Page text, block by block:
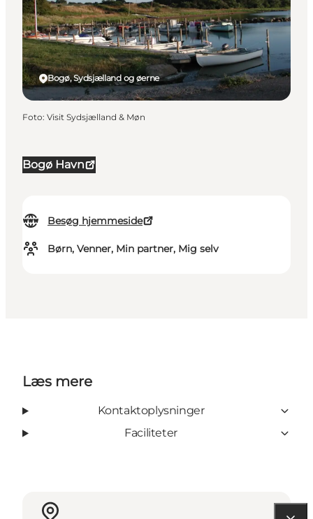
Bogø Havn
Besøg hjemmeside
Børn, Venner, Min partner, Mig selv
Bogø, Sydsjælland og øerne
Foto: Visit Sydsjælland & Møn
Læs mere
Kontaktoplysninger
Faciliteter